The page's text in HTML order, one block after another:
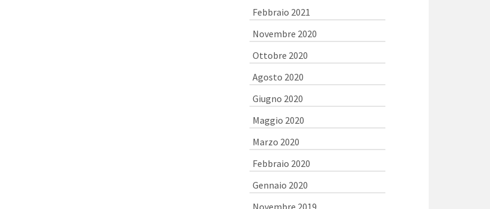
Febbraio 2021
Novembre 2020
Ottobre 2020
Agosto 2020
Giugno 2020
Maggio 2020
Marzo 2020
Febbraio 2020
Gennaio 2020
Novembre 2019